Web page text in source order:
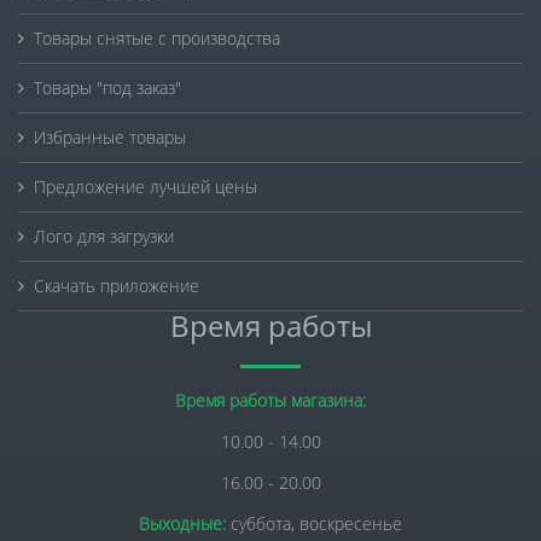
Товары снятые с производства
Товары "под заказ"
Избранные товары
Предложение лучшей цены
Лого для загрузки
Скачать приложение
Время работы
Время работы магазина:
10.00 - 14.00
16.00 - 20.00
Выходные: суббота, воскресенье